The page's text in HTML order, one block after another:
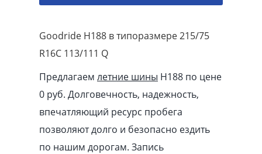
Goodride H188 в типоразмере 215/75
R16C 113/111 Q
Предлагаем летние шины H188 по цене
0 руб. Долговечность, надежность,
впечатляющий ресурс пробега
позволяют долго и безопасно ездить
по нашим дорогам. Запись